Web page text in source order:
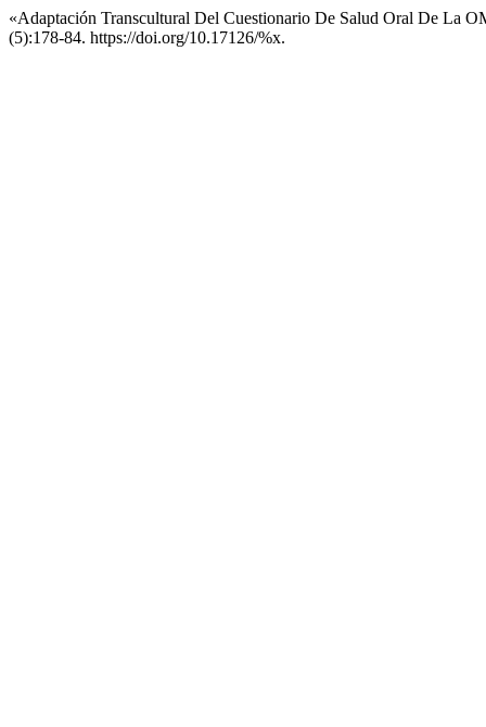
«Adaptación Transcultural Del Cuestionario De Salud Oral De La
(5):178-84. https://doi.org/10.17126/%x.